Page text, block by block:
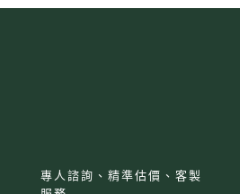
專人諮詢、精準估價、客製